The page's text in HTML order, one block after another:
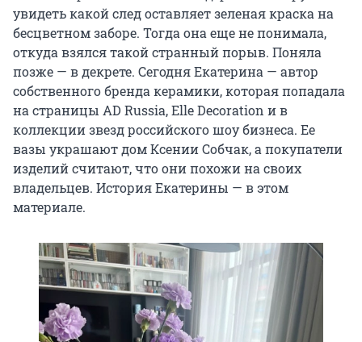
увидеть какой след оставляет зеленая краска на
бесцветном заборе. Тогда она еще не понимала,
откуда взялся такой странный порыв. Поняла
позже — в декрете. Сегодня Екатерина — автор
собственного бренда керамики, которая попадала
на страницы AD Russia, Elle Decoration и в
коллекции звезд российского шоу бизнеса. Ее
вазы украшают дом Ксении Собчак, а покупатели
изделий считают, что они похожи на своих
владельцев. История Екатерины — в этом
материале.